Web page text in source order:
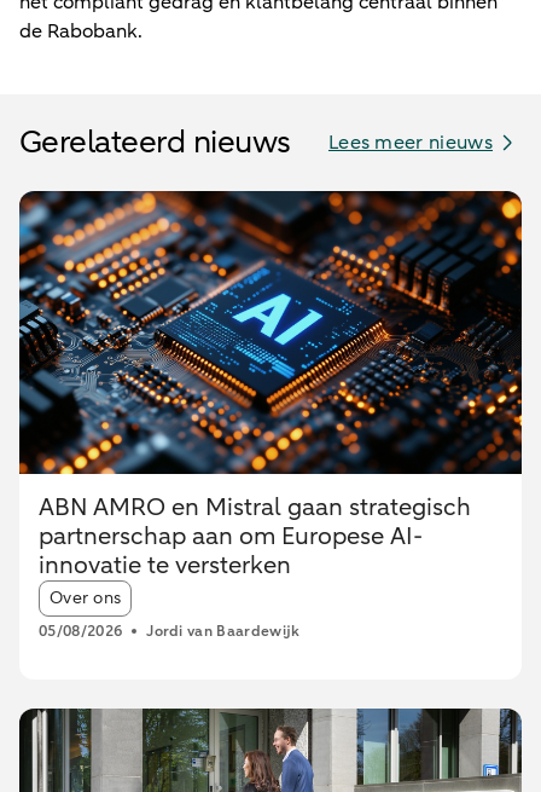
de Rabobank.
Gerelateerd nieuws Lees meer nieuws
ABN AMRO en Mistral gaan strategisch
partnerschap aan om Europese AI-
innovatie te versterken
Article tags:
Over ons
05/08/2026 Jordi van Baardewijk